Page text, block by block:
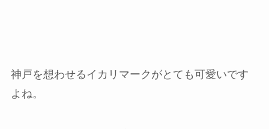
神戸を想わせるイカリマークがとても可愛いです
よね。